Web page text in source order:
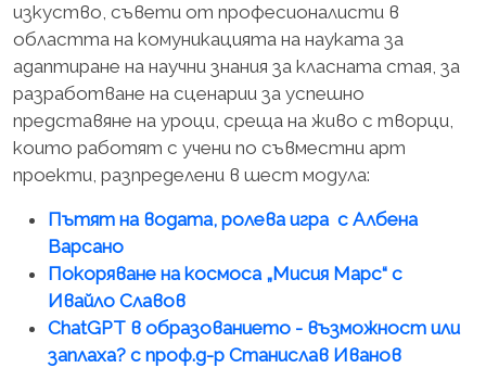
изкуство, съвети от професионалисти в
областта на комуникацията на науката за
адаптиране на научни знания за класната стая, за
разработване на сценарии за успешно
представяне на уроци, среща на живо с творци,
които работят с учени по съвместни арт
проекти, разпределени в шест модула:
Пътят на водата, ролева игра с Албена
Варсано
Покоряване на космоса „Мисия Марс“ с
Ивайло Славов
ChatGPT в образованието - възможност или
заплаха? с проф.д-р Станислав Иванов